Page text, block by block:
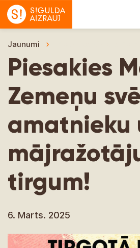
Jaunumi
Piesakies
Zemeņu
amatnieku
tirgum!
6. Marts. 2025